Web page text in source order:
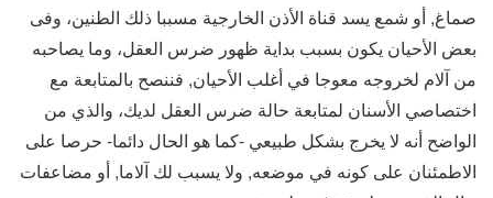
صماغ, أو شمع يسد قناة الأذن الخارجية مسببا ذلك الطنين، وفى
بعض الأحيان يكون بسبب بداية ظهور ضرس العقل، وما يصاحبه
من آلام لخروجه معوجا في أغلب الأحيان, فننصح بالمتابعة مع
اختصاصي الأسنان لمتابعة حالة ضرس العقل لديك، والذي من
الواضح أنه لا يخرج بشكل طبيعي -كما هو الحال دائما- حرصا على
الاطمئنان على كونه في موضعه, ولا يسبب لك آلاما, أو مضاعفات